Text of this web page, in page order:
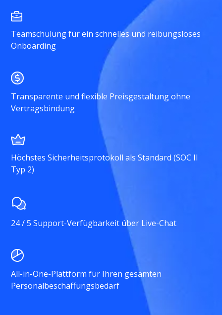
Teamschulung für ein schnelles und reibungsloses
Onboarding
Transparente und flexible Preisgestaltung ohne
Vertragsbindung
Höchstes Sicherheitsprotokoll als Standard (SOC II
Typ 2)
24 / 5 Support-Verfügbarkeit über Live-Chat
All-in-One-Plattform für Ihren gesamten
Personalbeschaffungsbedarf